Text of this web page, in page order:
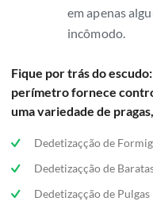
em apenas
incômodo.
Fique por trás do
perímetro fornece
uma variedade de
Dedetizaçção de
Dedetizaçção de
Dedetizaçção de Pulgas